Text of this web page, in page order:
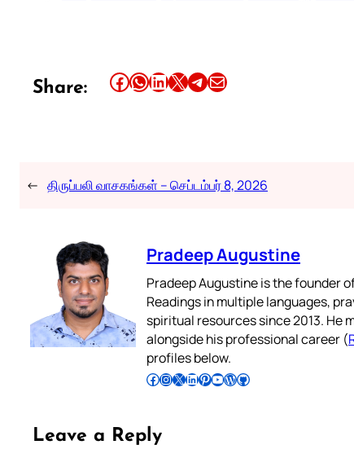
Share: Share this article on Facebook Share this article on WhatsApp Share this article on LinkedIn Share this article on X Share this article on TelegramEmail this Article
← திருப்பலி வாசகங்கள் – செப்டம்பர் 8, 2026
Pradeep Augustine
Pradeep Augustine is the founder
Readings in multiple languages,
spiritual resources since 2013. He
alongside his professional career (
profiles below.
Follow Pradeep on Facebook Follow Pradeep on InstagramFollow Pradeep on X Follow Pradeep on LinkedIn Follow Pradeep on Pinterest Subscribe to Pradeep’s Youtube Channel Follow Pradeep on WordPress Follow Pradeep on GitHub
Leave a Reply